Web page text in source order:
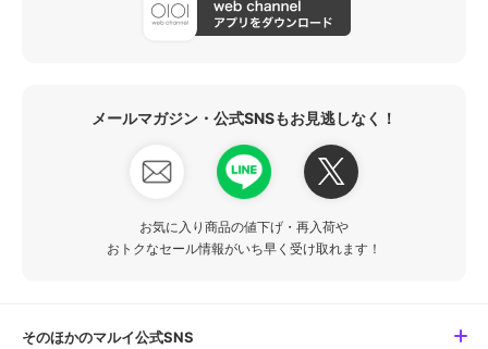
メールマガジン・公式SNSもお見逃しなく！
お気に入り商品の値下げ・再入荷や
おトクなセール情報がいち早く受け取れます！
そのほかのマルイ公式SNS